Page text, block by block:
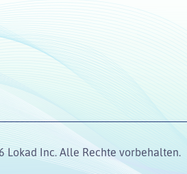
Lokad Inc. Alle Rechte vorbehalten.